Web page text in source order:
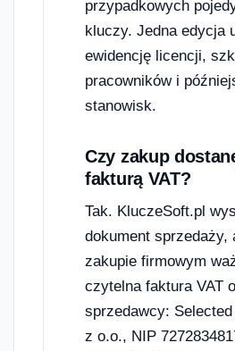
przypadkowych
kluczy. Jedna edycja
ewidencję licencji,
pracowników i
stanowisk.
Czy zakup
fakturą VAT?
Tak. KluczeSoft.pl
dokument sprzedaży,
zakupie firmowym
czytelna faktura VAT
sprzedawcy:
z o.o., NIP